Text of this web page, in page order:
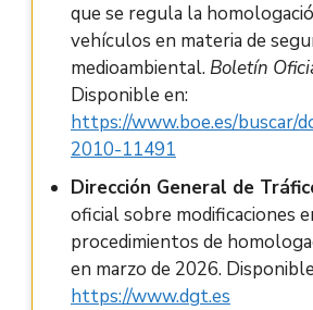
que se regula la
vehículos en materia de
medioambiental. Boletín
Disponible en:
https://www.boe.es/buscar/
2010-11491
Dirección General de
oficial sobre modificaciones
procedimientos de
en marzo de 2026.
https://www.dgt.es